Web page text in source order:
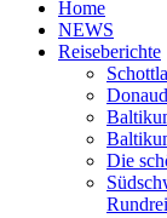
Home
NEWS
Reiseberichte
Die